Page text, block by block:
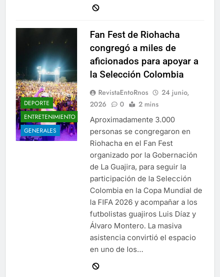
DEPORTE
ENTRETENIMIENTO
GENERALES
Fan Fest de Riohacha
congregó a miles de
aficionados para apoyar a
la Selección Colombia
RevistaEntoRnos
24 junio,
2026
0 2 mins
Aproximadamente 3.000
personas se congregaron en
Riohacha en el Fan Fest
organizado por la Gobernación
de La Guajira, para seguir la
participación de la Selección
Colombia en la Copa Mundial de
la FIFA 2026 y acompañar a los
futbolistas guajiros Luis Díaz y
Álvaro Montero. La masiva
asistencia convirtió el espacio
en uno de los…